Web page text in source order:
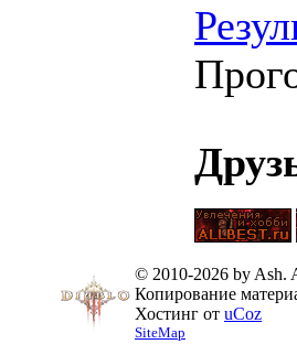
© 2010-2026 by Ash.
Копирование
Хостинг от uCoz
SiteMap